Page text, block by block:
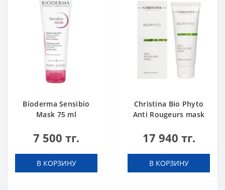
Bioderma Sensibio
Mask 75 ml
7 500 тг.
В КОРЗИНУ
Christina Bio Phyto
Anti Rougeurs mask
17 940 тг.
В КОРЗИНУ